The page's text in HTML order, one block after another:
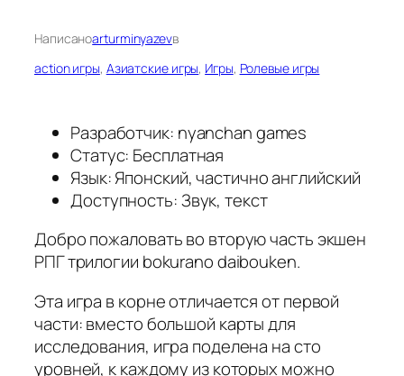
Написаноarturminyazevв
action игры, Азиатские игры, Игры, Ролевые игры
Разработчик: nyanchan games
Статус: Бесплатная
Язык: Японский, частично английский
Доступность: Звук, текст
Добро пожаловать во вторую часть экшен
РПГ трилогии bokurano daibouken.
Эта игра в корне отличается от первой
части: вместо большой карты для
исследования, игра поделена на сто
уровней, к каждому из которых можно